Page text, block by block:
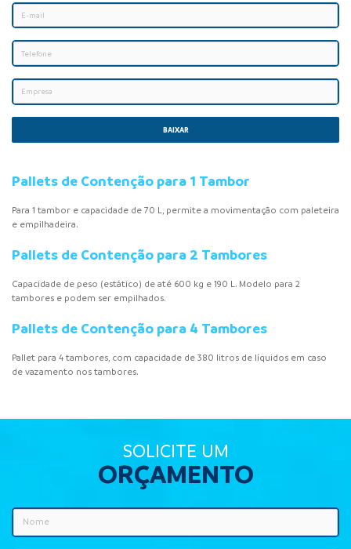
BAIXAR
Pallets de Contenção para 1 Tambor
Para 1 tambor e capacidade de 70 L, permite a movimentação com paleteira
e empilhadeira.
Pallets de Contenção para 2 Tambores
Capacidade de peso (estático) de até 600 kg e 190 L. Modelo para 2
tambores e podem ser empilhados.
Pallets de Contenção para 4 Tambores
Pallet para 4 tambores, com capacidade de 380 litros de líquidos em caso
de vazamento nos tambores.
SOLICITE UM
ORÇAMENTO